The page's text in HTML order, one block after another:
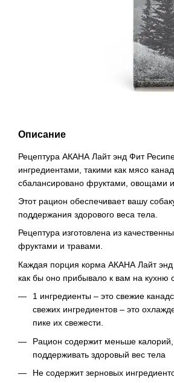
Описание
Рецептура АКАНА Лайт энд Фит
ингредиентами, такими как мясо
сбалансировано фруктами, овощами и
Этот рацион обеспечивает вашу
поддержания здорового веса тела.
Рецептура изготовлена из
фруктами и травами.
Каждая порция корма АКАНА Лайт
как бы оно прибывало к вам на кухню
1 ингредиенты – это свежие
свежих ингредиентов – это
пике их свежести.
Рацион содержит меньше
поддерживать здоровый вес тела
Не содержит зерновых